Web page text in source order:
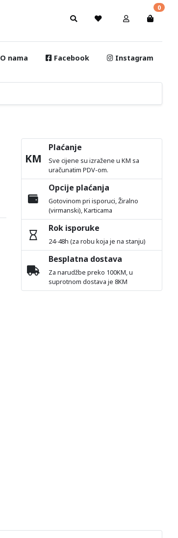
0
O nama Facebook Instagram
KM
Plaćanje
Sve cijene su izražene u KM sa
uračunatim PDV-om.
Opcije plaćanja
Gotovinom pri isporuci, Žiralno
(virmanski), Karticama
Rok isporuke
24-48h (za robu koja je na stanju)
Besplatna dostava
Za narudžbe preko 100KM, u
suprotnom dostava je 8KM